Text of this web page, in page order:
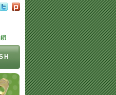
盒五金,雪茄盒,五金,小五金,木器五